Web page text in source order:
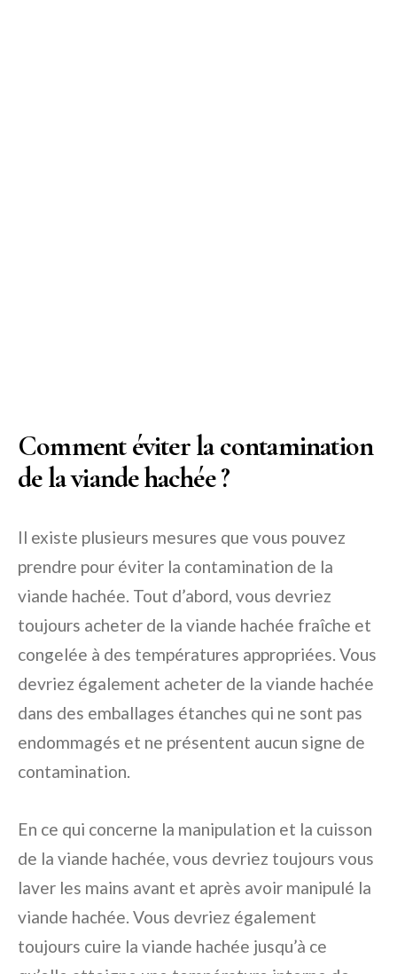
Comment éviter la contamination
de la viande hachée ?
Il existe plusieurs mesures que vous pouvez
prendre pour éviter la contamination de la
viande hachée. Tout d’abord, vous devriez
toujours acheter de la viande hachée fraîche et
congelée à des températures appropriées. Vous
devriez également acheter de la viande hachée
dans des emballages étanches qui ne sont pas
endommagés et ne présentent aucun signe de
contamination.
En ce qui concerne la manipulation et la cuisson
de la viande hachée, vous devriez toujours vous
laver les mains avant et après avoir manipulé la
viande hachée. Vous devriez également
toujours cuire la viande hachée jusqu’à ce